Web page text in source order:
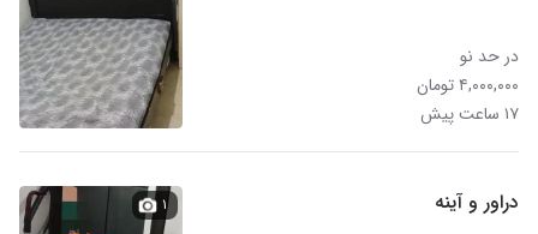
در حد نو
۴,۰۰۰,۰۰۰ تومان
۱۷ ساعت پیش
دراور و آینه ۱